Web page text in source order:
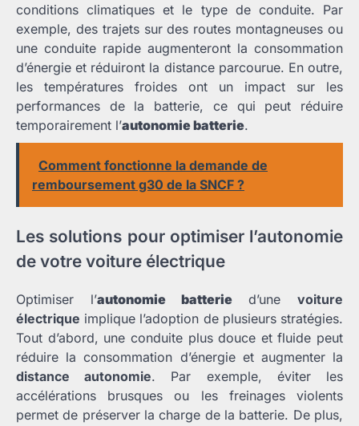
conditions climatiques et le type de conduite. Par
exemple, des trajets sur des routes montagneuses ou
une conduite rapide augmenteront la consommation
d’énergie et réduiront la distance parcourue. En outre,
les températures froides ont un impact sur les
performances de la batterie, ce qui peut réduire
temporairement l’autonomie batterie.
Comment fonctionne la demande de
remboursement g30 de la SNCF ?
Les solutions pour optimiser l’autonomie
de votre voiture électrique
Optimiser l’autonomie batteried’une voiture
électrique implique l’adoption de plusieurs stratégies.
Tout d’abord, une conduite plus douce et fluide peut
réduire la consommation d’énergie et augmenter la
distance autonomie. Par exemple, éviter les
accélérations brusques ou les freinages violents
permet de préserver la charge de la batterie. De plus,